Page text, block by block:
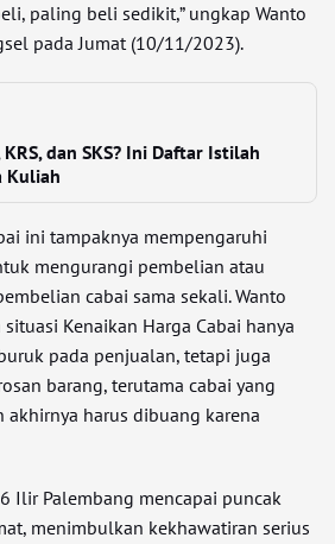
paling beli sedikit,” ungkap Wanto
pada Jumat (10/11/2023).
dan SKS? Ini Daftar Istilah
Kuliah
ini tampaknya mempengaruhi
mengurangi pembelian atau
cabai sama sekali. Wanto
Kenaikan Harga Cabai hanya
pada penjualan, tetapi juga
barang, terutama cabai yang
harus dibuang karena
Ilir Palembang mencapai puncak
menimbulkan kekhawatiran serius